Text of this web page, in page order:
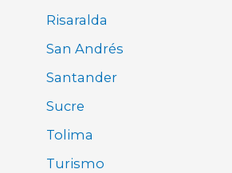
Risaralda
San Andrés
Santander
Sucre
Tolima
Turismo